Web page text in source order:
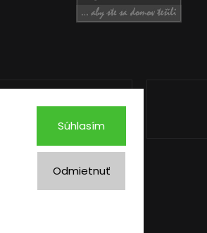
Odmietnuť
Súhlasím